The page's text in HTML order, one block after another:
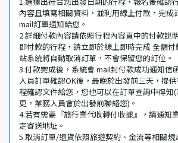
內容且填寫相關資料，並利用線上付款，完成
mail訂單通知給您。
2.詳細付款內容請依照行程內容頁中的付款說
即付款的行程，請立即於線上即時完成 全額
站系統將自動取消訂單，不會保留您的訂位。
3.付款完成後，系統會 mail封付款成功通知信
人員訂單確認OK後，最晚於出發前三天，提
程確認文件給您，您也可以在訂單查詢中得知
更，業務人員會於出發前聯絡您)。
4.若有需要『旅行業代收轉付收據』，請通知
定寄送地址。
5.取消訂單/退貨依照旅遊契約、金流等相關規